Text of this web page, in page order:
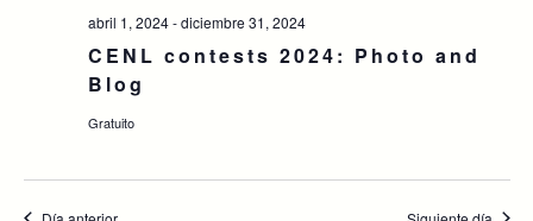
abril 1, 2024-diciembre 31, 2024
CENL contests 2024: Photo and
Blog
Gratuito